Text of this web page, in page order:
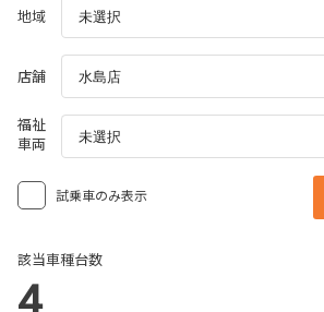
地域
店舗
福祉
車両
試乗車のみ表示
該当車種台数
4